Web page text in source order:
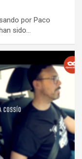
por Paco
sido…